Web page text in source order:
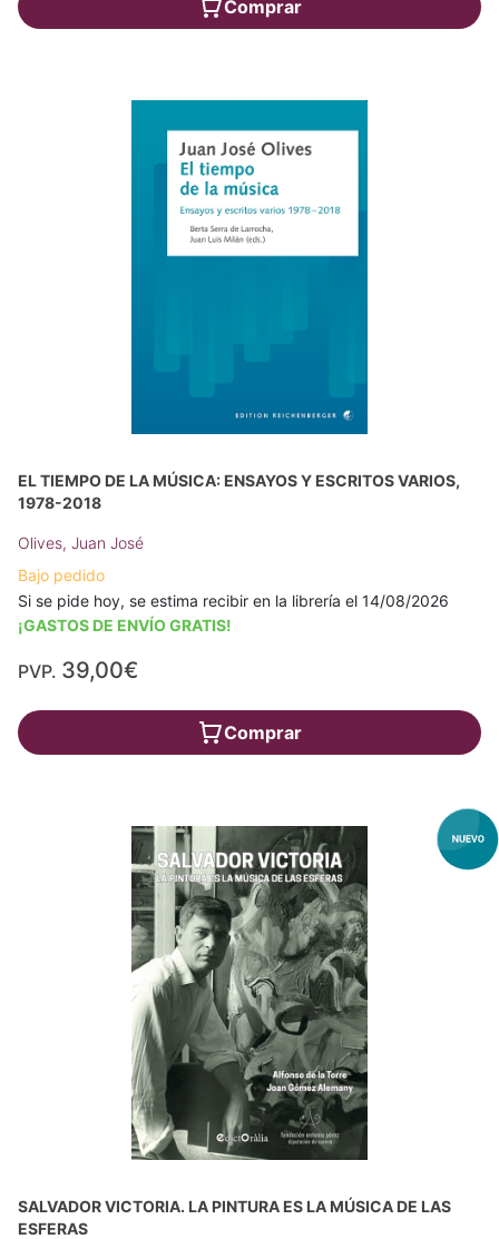
Comprar
EL TIEMPO DE LA MÚSICA: ENSAYOS Y ESCRITOS VARIOS,
1978-2018
Olives, Juan José
Bajo pedido
Si se pide hoy, se estima recibir en la librería el 14/08/2026
¡GASTOS DE ENVÍO GRATIS!
PVP. 39,00€
Comprar
SALVADOR VICTORIA. LA PINTURA ES LA MÚSICA DE LAS
ESFERAS